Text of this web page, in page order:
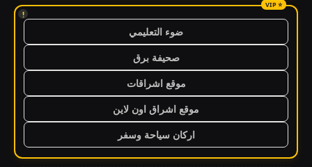
!
ضوء التعليمي
صحيفة برق
موقع اشراقات
موقع اشراق اون لاين
اركان سياحة وسفر